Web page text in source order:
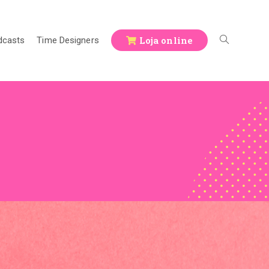
Time Designers Loja online